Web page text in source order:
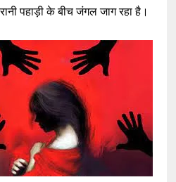
पहाड़ी के बीच जंगल जाग रहा है।